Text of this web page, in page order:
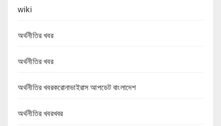
wiki
অর্থনীতির খবর
অর্থনীতির খবর
অর্থনীতির খবরকরোনাভাইরাস আপডেট বাংলাদেশ
অর্থনীতির খবরখবর